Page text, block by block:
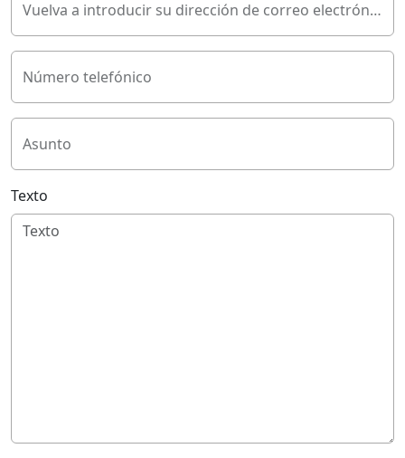
Vuelva a introducir su dirección de correo electrónico
Número telefónico
Asunto
Texto